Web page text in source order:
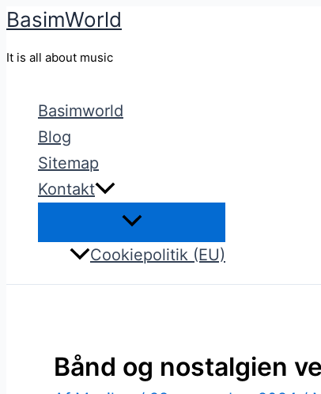
Gå
BasimWorld
It is all about music
Basimworld
Blog
Sitemap
Kontakt
Cookiepolitik (EU)
Bånd og nostalgien